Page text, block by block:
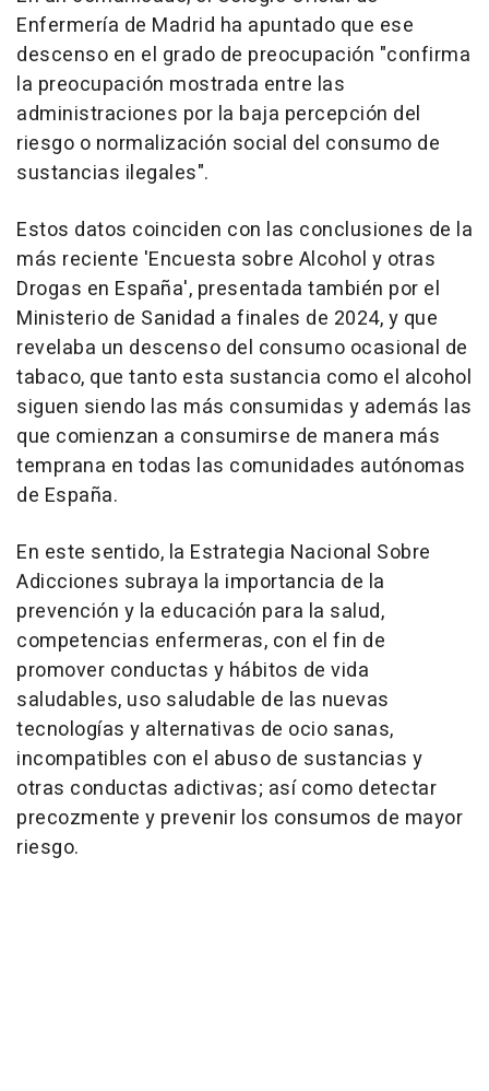
Enfermería de Madrid ha apuntado que ese
descenso en el grado de preocupación "confirma
la preocupación mostrada entre las
administraciones por la baja percepción del
riesgo o normalización social del consumo de
sustancias ilegales".
Estos datos coinciden con las conclusiones de la
más reciente 'Encuesta sobre Alcohol y otras
Drogas en España', presentada también por el
Ministerio de Sanidad a finales de 2024, y que
revelaba un descenso del consumo ocasional de
tabaco, que tanto esta sustancia como el alcohol
siguen siendo las más consumidas y además las
que comienzan a consumirse de manera más
temprana en todas las comunidades autónomas
de España.
En este sentido, la Estrategia Nacional Sobre
Adicciones subraya la importancia de la
prevención y la educación para la salud,
competencias enfermeras, con el fin de
promover conductas y hábitos de vida
saludables, uso saludable de las nuevas
tecnologías y alternativas de ocio sanas,
incompatibles con el abuso de sustancias y
otras conductas adictivas; así como detectar
precozmente y prevenir los consumos de mayor
riesgo.